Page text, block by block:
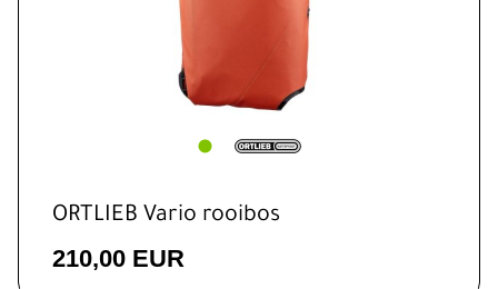
ORTLIEB Vario rooibos
210,00 EUR